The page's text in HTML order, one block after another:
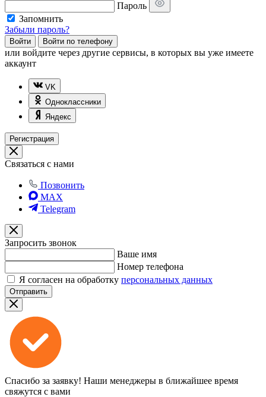
Пароль
Запомнить
Забыли пароль?
Войти Войти по телефону
или войдите через другие сервисы, в которых вы уже имеете
аккаунт
VK
Одноклассники
Яндекс
Регистрация
Связаться с нами
Позвонить
MAX
Telegram
Запросить звонок
Ваше имя
Номер телефона
Я согласен на обработку персональных данных
Отправить
Спасибо за заявку! Наши менеджеры в ближайшее время
свяжутся с вами